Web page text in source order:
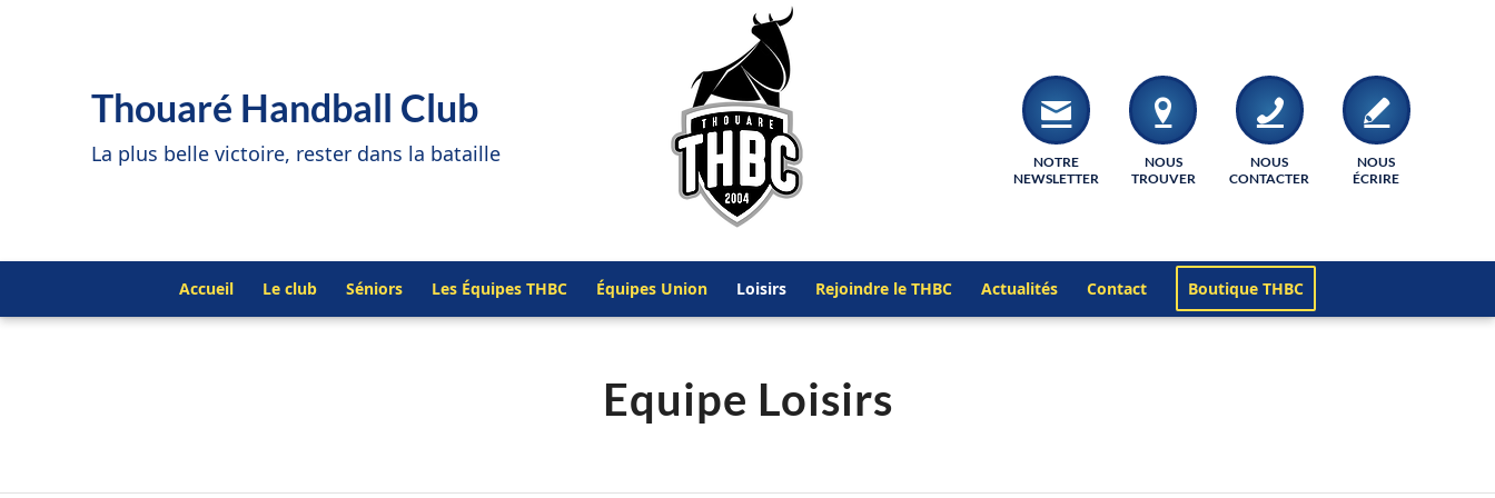
Thouaré Handball Club
La plus belle victoire, rester dans la bataille
NOTRE
NEWSLETTER
NOUS
TROUVER
NOUS
CONTACTER
NOUS
ÉCRIRE
Accueil Le club Séniors Les Équipes THBC Équipes Union Loisirs Rejoindre le THBC Actualités Contact Boutique THBC
Equipe Loisirs